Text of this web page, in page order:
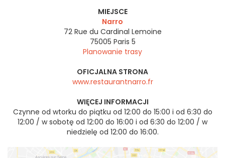
MIEJSCE
Narro
72 Rue du Cardinal Lemoine
75005 Paris 5
Planowanie trasy
OFICJALNA STRONA
www.restaurantnarro.fr
WIĘCEJ INFORMACJI
Czynne od wtorku do piątku od 12:00 do 15:00 i od 6:30 do
12:00 / w sobotę od 12:00 do 16:00 i od 6:30 do 12:00 / w
niedzielę od 12:00 do 16:00.